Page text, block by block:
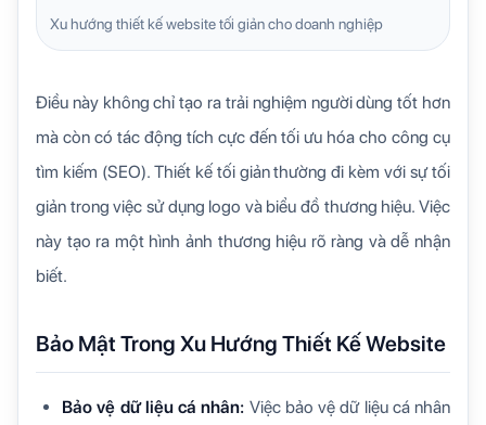
Xu hướng thiết kế website tối giản cho doanh nghiệp
Điều này không chỉ tạo ra trải nghiệm người dùng tốt hơn
mà còn có tác động tích cực đến tối ưu hóa cho công cụ
tìm kiếm (SEO). Thiết kế tối giản thường đi kèm với sự tối
giản trong việc sử dụng logo và biểu đồ thương hiệu. Việc
này tạo ra một hình ảnh thương hiệu rõ ràng và dễ nhận
biết.
Bảo Mật Trong Xu Hướng Thiết Kế Website
Bảo vệ dữ liệu cá nhân: Việc bảo vệ dữ liệu cá nhân